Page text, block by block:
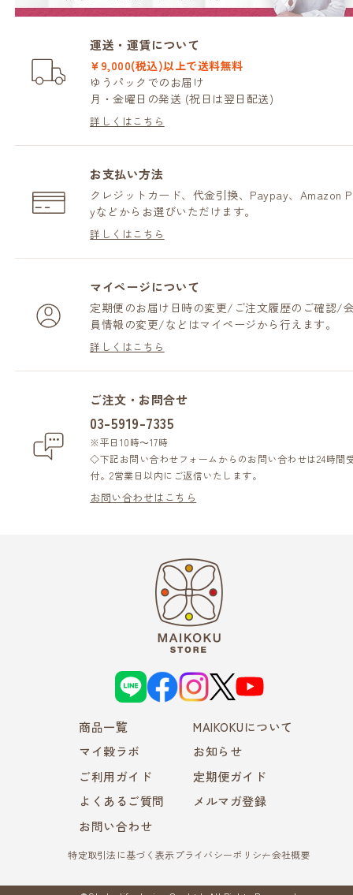
運送・運賃について
¥9,000(税込)以上で送料無料
ゆうパックでのお届け
月・金曜日の発送 (祝日は翌日配送)
詳しくはこちら
お支払い方法
クレジットカード、代金引換、Paypay、Amazon
yなどからお選びいただけます。
詳しくはこちら
マイページについて
定期便のお届け日時の変更/ご注文履歴のご確認/
員情報の変更/などはマイページから行えます。
詳しくはこちら
ご注文・お問合せ
03-5919-7335
※平日10時～17時
◇下記お問い合わせフォームからのお問い合わせは24時間
付。2営業日以内にご返信いたします。
お問い合わせはこちら
L
N
f
a
c
i
n
s
X
Y
o
u
u
b
e
商品一覧
MAIKOKUについて
マイ穀ラボ
お知らせ
ご利用ガイド
定期便ガイド
よくあるご質問
メルマガ登録
お問い合わせ
特定取引法に基づく表示プライバシーポリシー会社概要